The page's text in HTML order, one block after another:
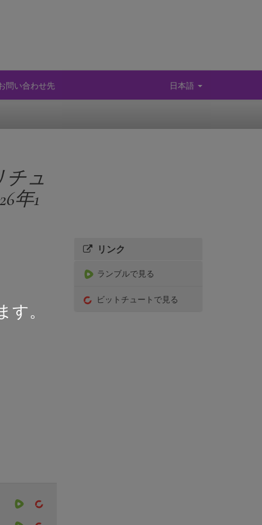
。
問い合わせ先 日本語
チュ
年1
リンク
ランブルで見る
ビットチュートで見る